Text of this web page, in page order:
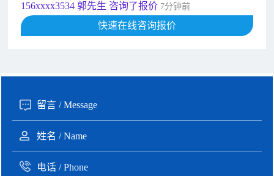
192xxxx2920 周先生 咨询了报价 10分钟前
189xxxx6562 王先生 咨询了报价1秒前
快速在线咨询报价